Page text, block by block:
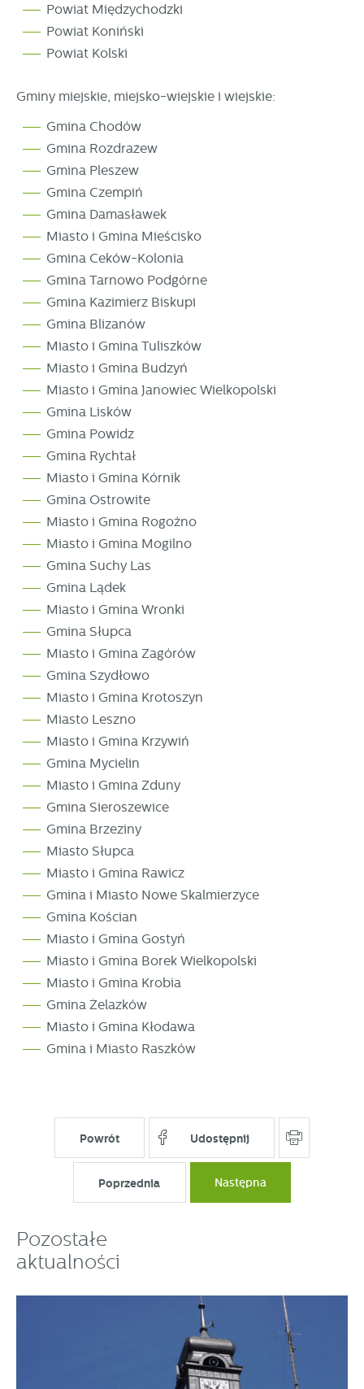
Powiat Międzychodzki
Powiat Koniński
Powiat Kolski
Gminy miejskie, miejsko-wiejskie i wiejskie:
Gmina Chodów
Gmina Rozdrażew
Gmina Pleszew
Gmina Czempiń
Gmina Damasławek
Miasto i Gmina Mieścisko
Gmina Ceków-Kolonia
Gmina Tarnowo Podgórne
Gmina Kazimierz Biskupi
Gmina Blizanów
Miasto i Gmina Tuliszków
Miasto i Gmina Budzyń
Miasto i Gmina Janowiec Wielkopolski
Gmina Lisków
Gmina Powidz
Gmina Rychtał
Miasto i Gmina Kórnik
Gmina Ostrowite
Miasto i Gmina Rogoźno
Miasto i Gmina Mogilno
Gmina Suchy Las
Gmina Lądek
Miasto i Gmina Wronki
Gmina Słupca
Miasto i Gmina Zagórów
Gmina Szydłowo
Miasto i Gmina Krotoszyn
Miasto Leszno
Miasto i Gmina Krzywiń
Gmina Mycielin
Miasto i Gmina Zduny
Gmina Sieroszewice
Gmina Brzeziny
Miasto Słupca
Miasto i Gmina Rawicz
Gmina i Miasto Nowe Skalmierzyce
Gmina Kościan
Miasto i Gmina Gostyń
Miasto i Gmina Borek Wielkopolski
Miasto i Gmina Krobia
Gmina Żelazków
Miasto i Gmina Kłodawa
Gmina i Miasto Raszków
Powrót Udostępnij
Poprzednia Następna
Pozostałe
aktualności